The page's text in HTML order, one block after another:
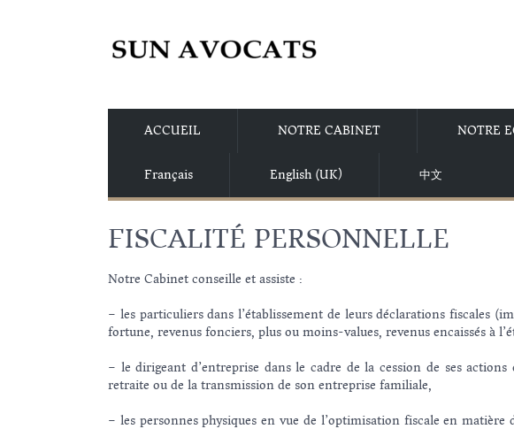
ACCUEIL NOTRE CABINET NOTRE
Français English (UK) 中文
FISCALITÉ PERSONNELLE
Notre Cabinet conseille et assiste :
– les particuliers dans l’établissement de leurs déclarations fiscales
fortune, revenus fonciers, plus ou moins-values, revenus encaissés à
– le dirigeant d’entreprise dans le cadre de la cession de ses
retraite ou de la transmission de son entreprise familiale,
– les personnes physiques en vue de l’optimisation fiscale en